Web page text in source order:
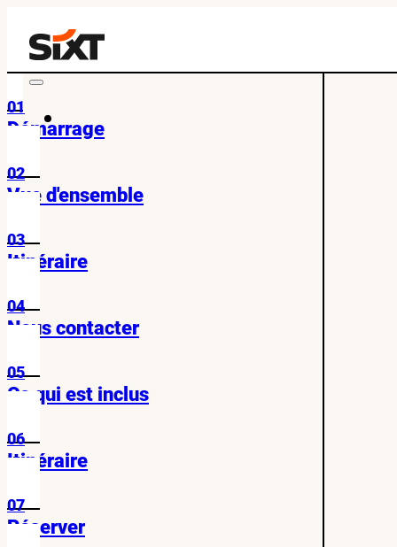
01
Démarrage
02
Vue d'ensemble
03
Itinéraire
04
Nous contacter
05
Ce qui est inclus
06
Itinéraire
07
Réserver